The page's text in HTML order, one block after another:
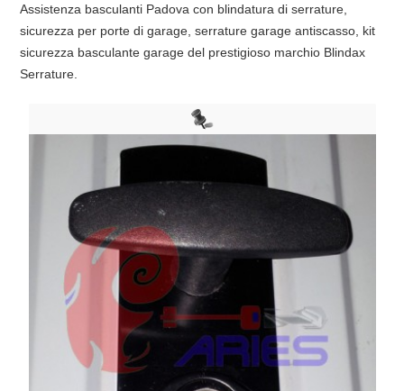
Assistenza basculanti Padova con blindatura di serrature,
sicurezza per porte di garage, serrature garage antiscasso, kit
sicurezza basculante garage del prestigioso marchio Blindax
Serrature.